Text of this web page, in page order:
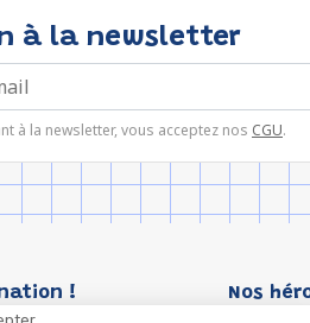
à la newsletter
à la newsletter, vous acceptez nos CGU.
! Nos